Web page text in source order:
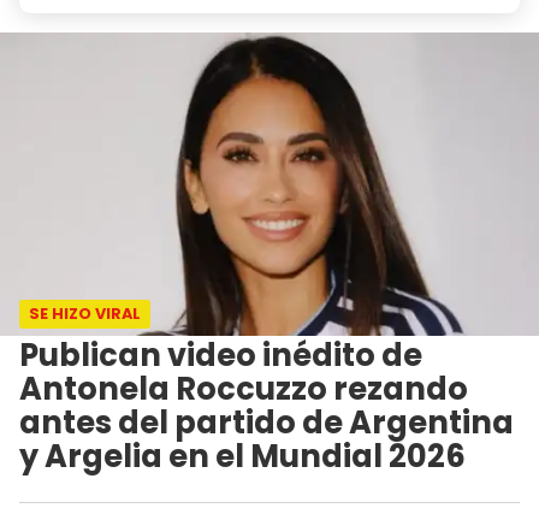
SE HIZO VIRAL
Publican video inédito de
Antonela Roccuzzo rezando
antes del partido de Argentina
y Argelia en el Mundial 2026